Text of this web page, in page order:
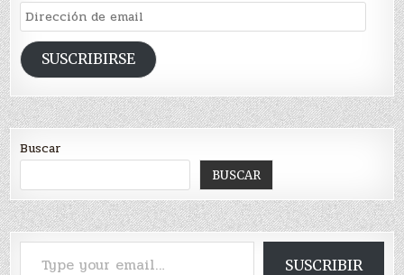
Dirección
de
emailSUSCRIBIRSE
Buscar
BUSCAR
Type your email…
SUSCRIBIR